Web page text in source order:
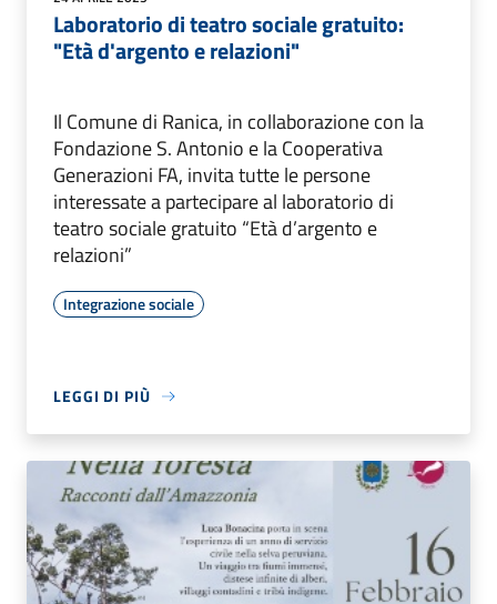
Laboratorio di teatro sociale gratuito:
"Età d'argento e relazioni"
Il Comune di Ranica, in collaborazione con la
Fondazione S. Antonio e la Cooperativa
Generazioni FA, invita tutte le persone
interessate a partecipare al laboratorio di
teatro sociale gratuito “Età d’argento e
relazioni”
Integrazione sociale
LEGGI DI PIÙ